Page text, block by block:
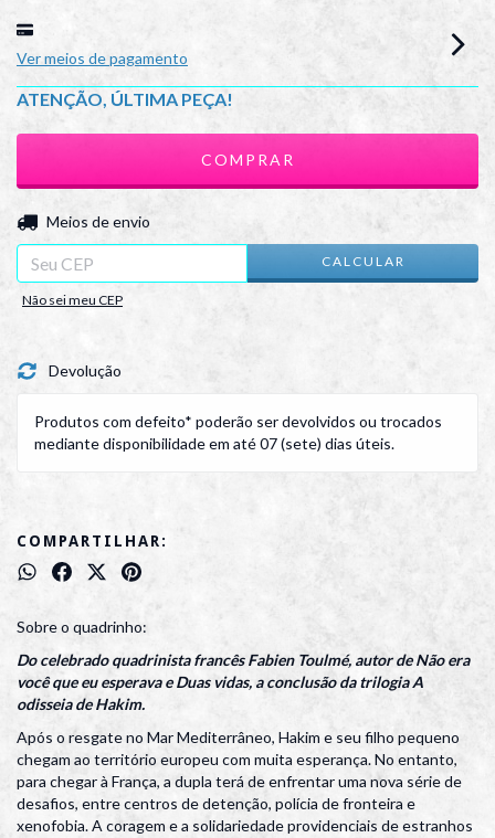
Ver meios de pagamento
ATENÇÃO, ÚLTIMA PEÇA!
Entregas para o CEP:
Meios de envio
CALCULAR
Não sei meu CEP
Devolução
Produtos com defeito* poderão ser devolvidos ou trocados
mediante disponibilidade em até 07 (sete) dias úteis.
COMPARTILHAR:
Sobre o quadrinho:
Do celebrado quadrinista francês Fabien Toulmé, autor de Não era
você que eu esperava e Duas vidas, a conclusão da trilogia A
odisseia de Hakim.
Após o resgate no Mar Mediterrâneo, Hakim e seu filho pequeno
chegam ao território europeu com muita esperança. No entanto,
para chegar à França, a dupla terá de enfrentar uma nova série de
desafios, entre centros de detenção, polícia de fronteira e
xenofobia. A coragem e a solidariedade providenciais de estranhos